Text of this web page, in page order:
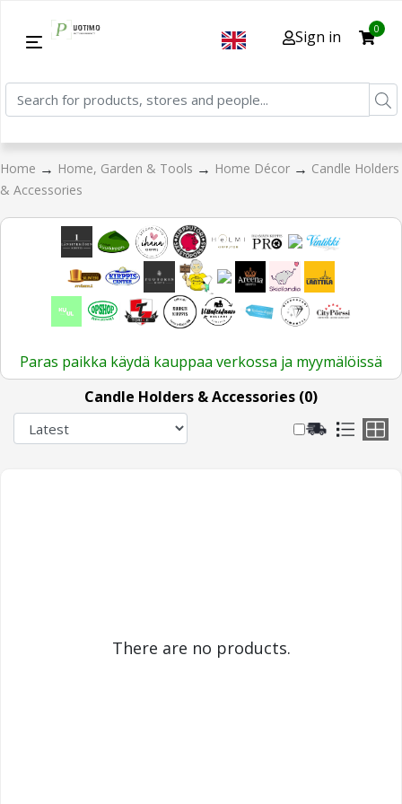
Sign in 0
Home → Home, Garden & Tools → Home Décor → Candle Holders
& Accessories
Paras paikka käydä kauppaa verkossa ja myymälöissä
Candle Holders & Accessories (0)
There are no products.